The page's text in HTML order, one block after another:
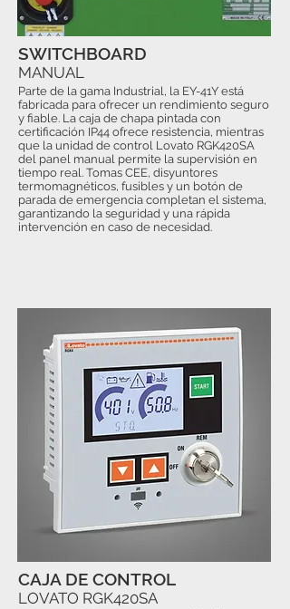
Parte de la gama Industrial, la EY-41Y está
fabricada para ofrecer un rendimiento seguro
y fiable. La caja de chapa pintada con
certificación IP44 ofrece resistencia, mientras
que la unidad de control Lovato RGK420SA
del panel manual permite la supervisión en
tiempo real. Tomas CEE, disyuntores
termomagnéticos, fusibles y un botón de
parada de emergencia completan el sistema,
garantizando la seguridad y una rápida
intervención en caso de necesidad.
SWITCHBOARD
MANUAL
CAJA DE CONTROL
LOVATO RGK420SA